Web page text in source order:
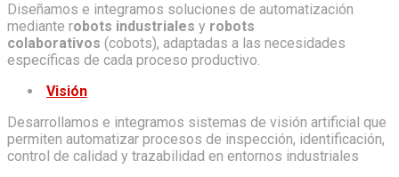
Diseñamos e integramos soluciones de automatización
mediante robots industriales y robots
colaborativos (cobots), adaptadas a las necesidades
específicas de cada proceso productivo.
Visión
Desarrollamos e integramos sistemas de visión artificial que
permiten automatizar procesos de inspección, identificación,
control de calidad y trazabilidad en entornos industriales